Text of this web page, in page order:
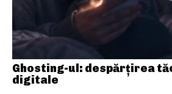
Ghosting-ul: despărțirea
digitale